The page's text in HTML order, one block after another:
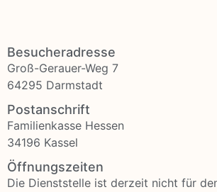
Besucheradresse
Groß-Gerauer-Weg 7
64295 Darmstadt
Postanschrift
Familienkasse Hessen
34196 Kassel
Öffnungszeiten
Die Dienststelle ist derzeit nicht für